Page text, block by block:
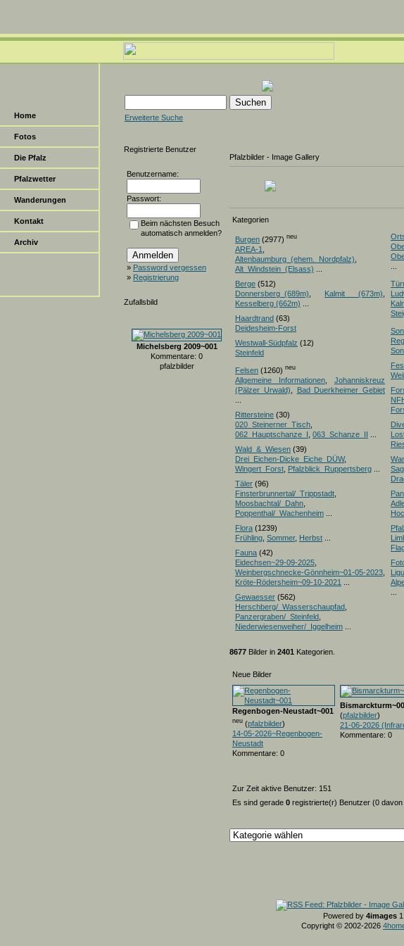
Home
Fotos
Die Pfalz
Pfalzwetter
Wanderungen
Kontakt
Archiv
Erweiterte Suche
Registrierte Benutzer
Benutzername:
Passwort:
Beim nächsten Besuch
automatisch anmelden?
» Password vergessen
» Registrierung
Zufallsbild
Michelsberg 2009~001
Kommentare: 0
pfalzbilder
Pfalzbilder - Image Gallery
Kategorien
Burgen (2977) neu
AREA-1
Altenbaumburg_(ehem._Nordpfalz)
Alt_Windstein_(Elsass)
Berge (512)
Donnersberg_(689m)
Kalmit (673m)
Kesselberg (662m)
Haardtrand (63)
Deidesheim-Forst
Westwall-Südpfalz (12)
Steinfeld
Felsen (1260) neu
Allgemeine Informationen
Johanniskreuz
(Pälzer Urwald)
Bad Duerkheimer Gebiet
Rittersteine (30)
020_Steinerner_Tisch
062_Hauptschanze_I 063_Schanze_II
Wald_&_Wiesen (39)
Drei_Eichen-Dicke_Eiche_DÜW,
Wingert_Forst Pfalzblick_Ruppertsberg
Täler (96)
Finsterbrunnertal/_Trippstadt
Moosbachtal/_Dahn
Poppenthal/_Wachenheim
Flora (1239)
Frühling Sommer, Herbst
Fauna (42)
Eidechsen~29-09-2025
Weinbergschnecke-Gönnheim~01-05-2023
Kröte-Rödersheim~09-10-2021
Gewaesser (562)
Herschberg/_Wasserschaupfad
Panzergraben/_Steinfeld
Niederwiesenweiher/_Iggelheim
8677 Bilder in 2401 Kategorien.
Neue Bilder
Regenbogen-Neustadt~001
neu (pfalzbilder)
14-05-2026~Regenbogen-
Neustadt
Kommentare: 0
(pfalzbilder)
21-06-2026
Kommentare: 0
Zur Zeit aktive Benutzer: 151
Es sind gerade 0 registrierte(r) Benutzer (0
Powered by 4images
Copyright © 2002-2026